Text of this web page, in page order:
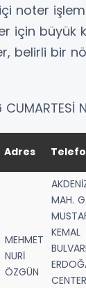
noter
için büyük
belirli bir
Adres
MEHMET
NURİ
ÖZGÜN
MAH.
KEMAL
BULVARI
CENTER